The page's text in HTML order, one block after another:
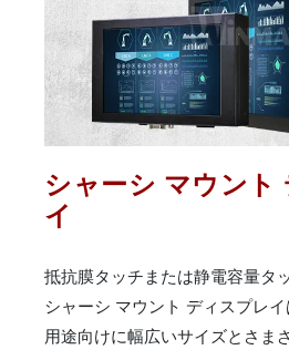
シャーシ マウント
イ
抵抗膜タッチまたは静電容量タ
シャーシ マウント ディスプレ
用途向けに幅広いサイズとさま